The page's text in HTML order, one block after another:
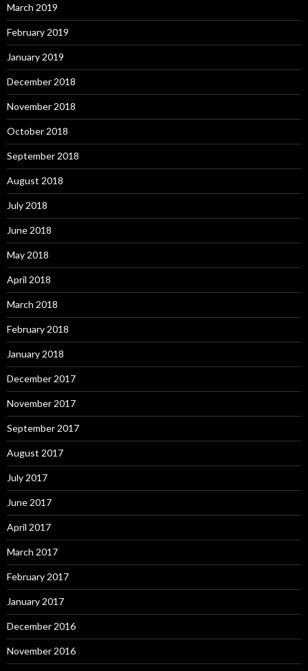
March 2019
February 2019
January 2019
December 2018
November 2018
October 2018
September 2018
August 2018
July 2018
June 2018
May 2018
April 2018
March 2018
February 2018
January 2018
December 2017
November 2017
September 2017
August 2017
July 2017
June 2017
April 2017
March 2017
February 2017
January 2017
December 2016
November 2016